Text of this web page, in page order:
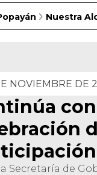
Nuestra
NOVIEMBRE DE
Secretaría de